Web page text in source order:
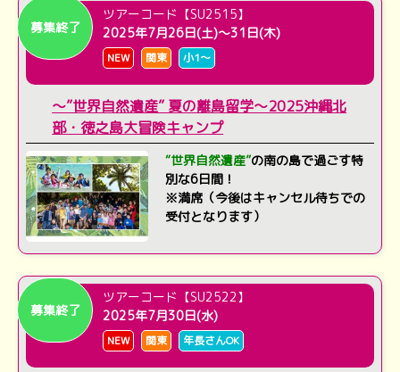
募集終了
ツアーコード【SU2515】
2025年7月26日(土)～31日(木)
NEW 関東 小1～
～”世界自然遺産” 夏の離島留学～2025沖縄北
部・徳之島大冒険キャンプ
“世界自然遺産”の南の島で過ごす特
別な6日間！
※満席（今後はキャンセル待ちでの
受付となります）
募集終了
ツアーコード【SU2522】
2025年7月30日(水)
NEW 関東 年長さんOK